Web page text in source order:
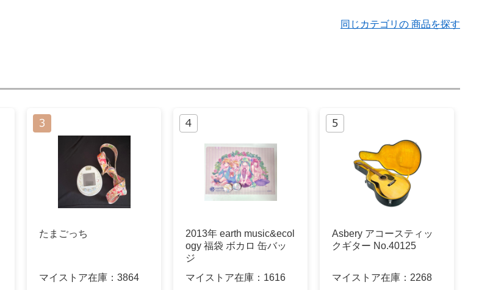
同じカテゴリの 商品を探す
たまごっち
マイストア在庫： 3864
2013年 earth music&ecol
ogy 福袋 ボカロ 缶バッ
ジ
マイストア在庫： 1616
Asbery アコースティッ
クギター No.40125
マイストア在庫： 2268